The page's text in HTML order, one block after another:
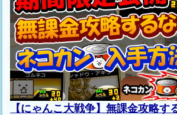
【にゃんこ大戦争】無課金攻略